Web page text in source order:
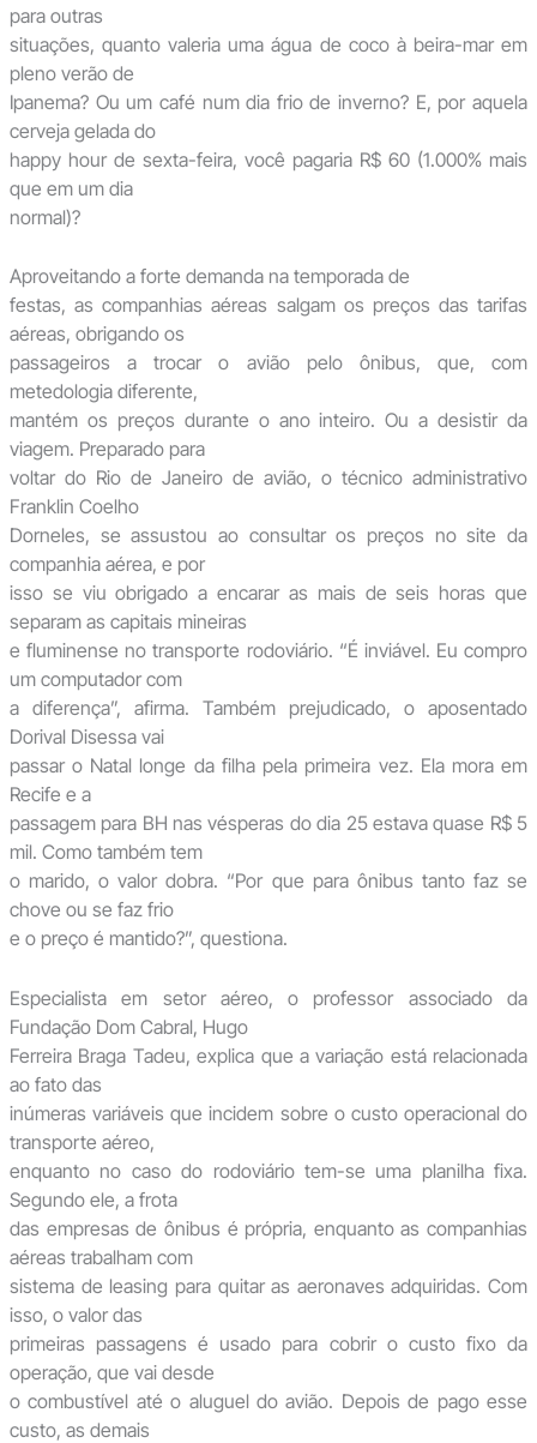
para outras
situações, quanto valeria uma água de coco à beira-mar em
pleno verão de
Ipanema? Ou um café num dia frio de inverno? E, por aquela
cerveja gelada do
happy hour de sexta-feira, você pagaria R$ 60 (1.000% mais
que em um dia
normal)?
Aproveitando a forte demanda na temporada de
festas, as companhias aéreas salgam os preços das tarifas
aéreas, obrigando os
passageiros a trocar o avião pelo ônibus, que, com
metedologia diferente,
mantém os preços durante o ano inteiro. Ou a desistir da
viagem. Preparado para
voltar do Rio de Janeiro de avião, o técnico administrativo
Franklin Coelho
Dorneles, se assustou ao consultar os preços no site da
companhia aérea, e por
isso se viu obrigado a encarar as mais de seis horas que
separam as capitais mineiras
e fluminense no transporte rodoviário. “É inviável. Eu compro
um computador com
a diferença”, afirma. Também prejudicado, o aposentado
Dorival Disessa vai
passar o Natal longe da filha pela primeira vez. Ela mora em
Recife e a
passagem para BH nas vésperas do dia 25 estava quase R$ 5
mil. Como também tem
o marido, o valor dobra. “Por que para ônibus tanto faz se
chove ou se faz frio
e o preço é mantido?”, questiona.
Especialista em setor aéreo, o professor associado da
Fundação Dom Cabral, Hugo
Ferreira Braga Tadeu, explica que a variação está relacionada
ao fato das
inúmeras variáveis que incidem sobre o custo operacional do
transporte aéreo,
enquanto no caso do rodoviário tem-se uma planilha fixa.
Segundo ele, a frota
das empresas de ônibus é própria, enquanto as companhias
aéreas trabalham com
sistema de leasing para quitar as aeronaves adquiridas. Com
isso, o valor das
primeiras passagens é usado para cobrir o custo fixo da
operação, que vai desde
o combustível até o aluguel do avião. Depois de pago esse
custo, as demais